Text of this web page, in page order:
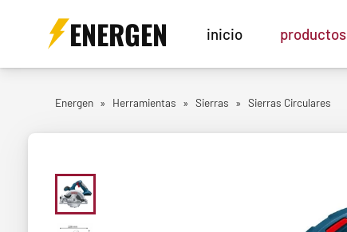
ENERGEN inicio productos
Energen » Herramientas » Sierras » Sierras Circulares